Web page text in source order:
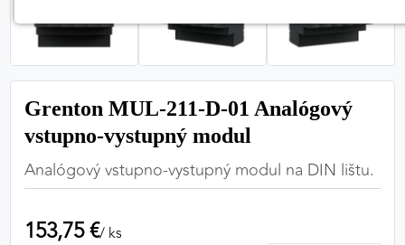
Grenton MUL-211-D-01 Analógový
vstupno-vystupný modul
Analógový vstupno-vystupný modul na DIN lištu.
153,75 €/ ks
(vždy aktívne, nemožno vypnúť)
Tieto cookies sú potrebné na správne fungovanie
zabezpečiť jej plnú funkčnosť.
PREFERENČNÉ COOKIES